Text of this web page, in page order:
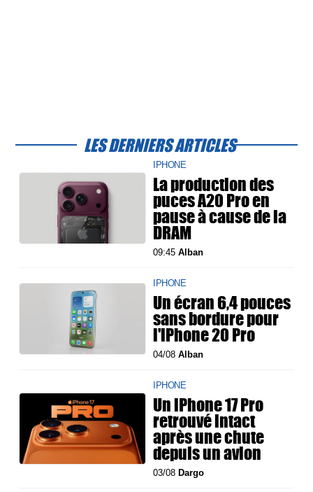
LES DERNIERS ARTICLES
IPHONE
La production des
puces A20 Pro en
pause à cause de la
DRAM
09:45Alban
IPHONE
Un écran 6,4 pouces
sans bordure pour
l'iPhone 20 Pro
04/08Alban
IPHONE
Un iPhone 17 Pro
retrouvé intact
après une chute
depuis un avion
03/08 Dargo